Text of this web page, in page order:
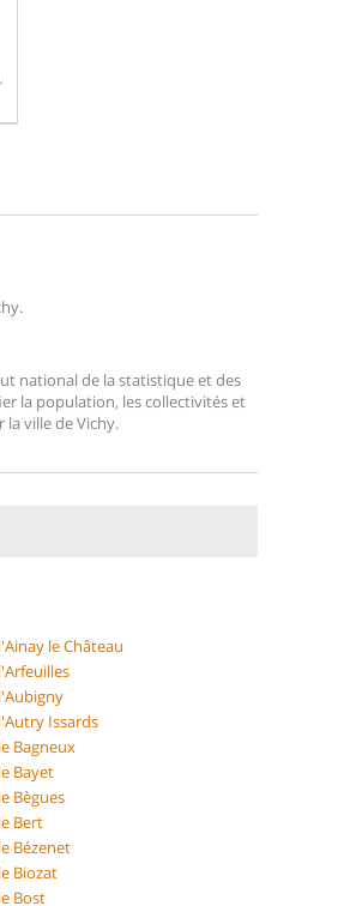
national de la statistique et des
la population, les collectivités et
ville de Vichy.
le Château
Issards
Bagneux
Bayet
Bègues
Bert
Bézenet
Biozat
Bost